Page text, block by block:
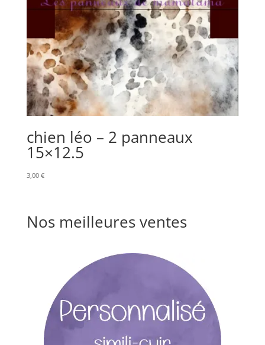
chien léo – 2 panneaux
15×12.5
3,00 €
Nos meilleures ventes